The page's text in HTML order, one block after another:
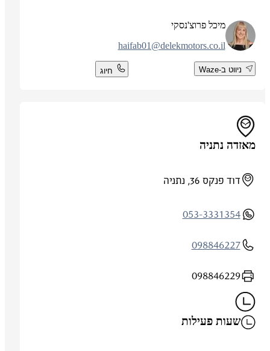
מיכל פרוצ'נסקי
haifab01@delekmotors.co.il
ניווט ב-Waze חיוג
מאזדה נתניה
דוד פנקס 36, נתניה
053-3331354
098846227
098846229
שעות פעילות